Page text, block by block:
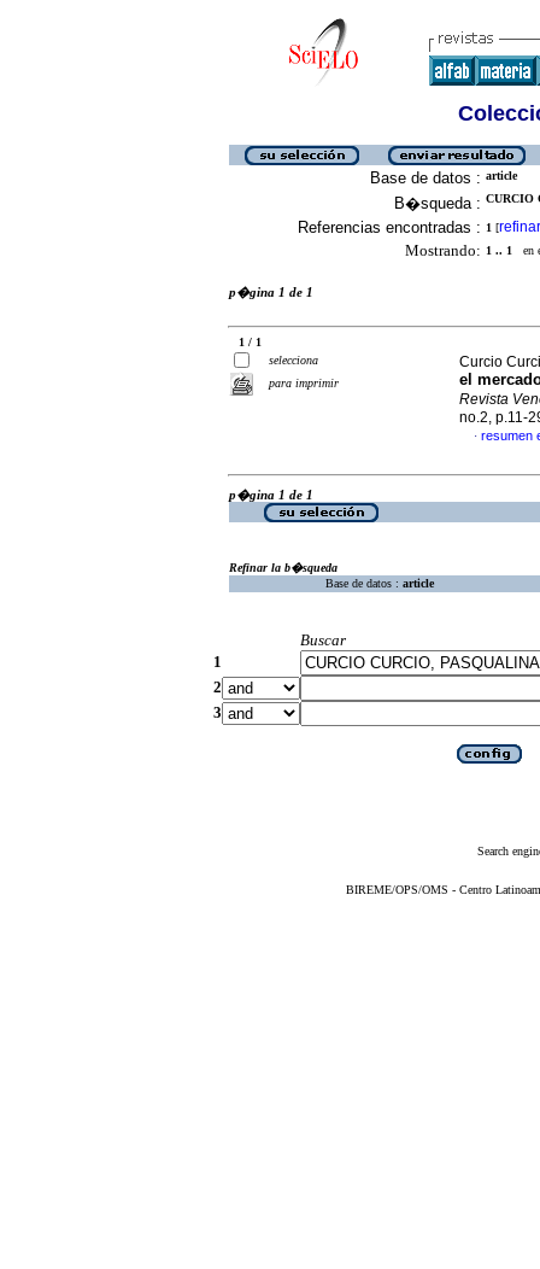
Base de datos : article
B�squeda : CURCIO
Referencias encontradas : 1 [refinar
Mostrando: 1 .. 1 en
p�gina 1 de 1
1 / 1
selecciona
para imprimir
Curcio
el
Revista
no.2, p.11-
· resumen
p�gina 1 de 1
Refinar la b�squeda
Base de datos : article
Buscar
1
2
3
Search
BIREME/OPS/OMS - Centro